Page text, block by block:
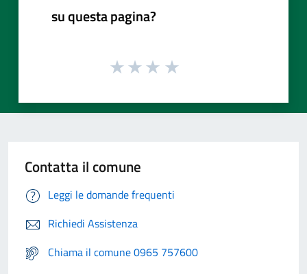
su questa pagina?
Contatta il comune
Leggi le domande frequenti
Richiedi Assistenza
Chiama il comune 0965 757600